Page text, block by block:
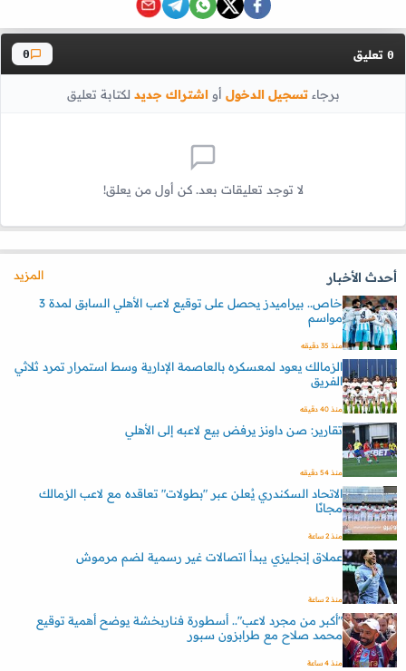
0 تعليق 0
برجاءتسجيل الدخول أواشتراك جديد لكتابة تعليق
لا توجد تعليقات بعد. كن أول من يعلق!
أحدث الأخبار
المزيد
خاص.. بيراميدز يحصل على توقيع لاعب الأهلي السابق لمدة 3
مواسم
منذ 35 دقيقه
الزمالك يعود لمعسكره بالعاصمة الإدارية وسط استمرار تمرد ثلاثي
الفريق
منذ 40 دقيقه
تقارير: صن داونز يرفض بيع لاعبه إلى الأهلي
منذ 54 دقيقه
الاتحاد السكندري يُعلن عبر "بطولات" تعاقده مع لاعب الزمالك
مجانًا
منذ 2 ساعة
عملاق إنجليزي يبدأ اتصالات غير رسمية لضم مرموش
منذ 2 ساعة
"أكبر من مجرد لاعب".. أسطورة فناربخشة يوضح أهمية توقيع
محمد صلاح مع طرابزون سبور
منذ 4 ساعة